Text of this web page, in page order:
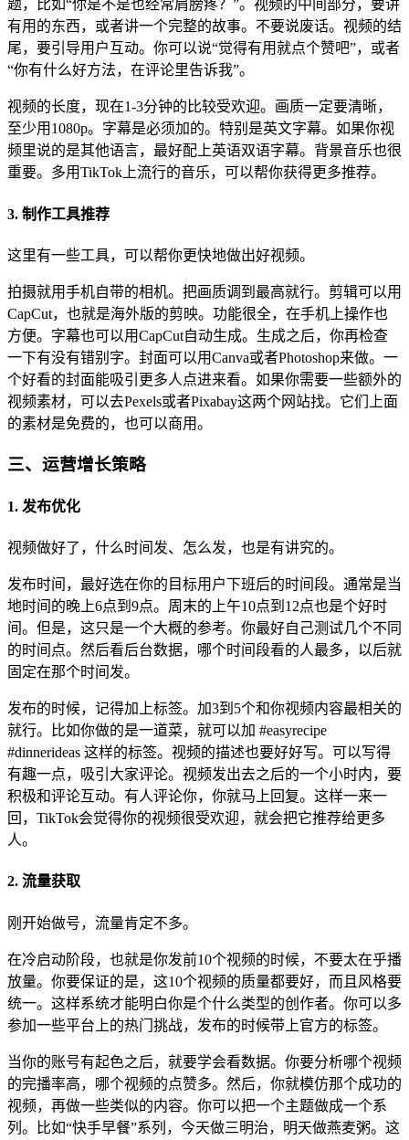
题，比如“你是不是也经常肩膀疼？”。视频的中间部分，要讲
有用的东西，或者讲一个完整的故事。不要说废话。视频的结
尾，要引导用户互动。你可以说“觉得有用就点个赞吧”，或者
“你有什么好方法，在评论里告诉我”。
视频的长度，现在1-3分钟的比较受欢迎。画质一定要清晰，
至少用1080p。字幕是必须加的。特别是英文字幕。如果你视
频里说的是其他语言，最好配上英语双语字幕。背景音乐也很
重要。多用TikTok上流行的音乐，可以帮你获得更多推荐。
3. 制作工具推荐
这里有一些工具，可以帮你更快地做出好视频。
拍摄就用手机自带的相机。把画质调到最高就行。剪辑可以用
CapCut，也就是海外版的剪映。功能很全，在手机上操作也
方便。字幕也可以用CapCut自动生成。生成之后，你再检查
一下有没有错别字。封面可以用Canva或者Photoshop来做。一
个好看的封面能吸引更多人点进来看。如果你需要一些额外的
视频素材，可以去Pexels或者Pixabay这两个网站找。它们上面
的素材是免费的，也可以商用。
三、运营增长策略
1. 发布优化
视频做好了，什么时间发、怎么发，也是有讲究的。
发布时间，最好选在你的目标用户下班后的时间段。通常是当
地时间的晚上6点到9点。周末的上午10点到12点也是个好时
间。但是，这只是一个大概的参考。你最好自己测试几个不同
的时间点。然后看后台数据，哪个时间段看的人最多，以后就
固定在那个时间发。
发布的时候，记得加上标签。加3到5个和你视频内容最相关的
就行。比如你做的是一道菜，就可以加 #easyrecipe
#dinnerideas 这样的标签。视频的描述也要好好写。可以写得
有趣一点，吸引大家评论。视频发出去之后的一个小时内，要
积极和评论互动。有人评论你，你就马上回复。这样一来一
回，TikTok会觉得你的视频很受欢迎，就会把它推荐给更多
人。
2. 流量获取
刚开始做号，流量肯定不多。
在冷启动阶段，也就是你发前10个视频的时候，不要太在乎播
放量。你要保证的是，这10个视频的质量都要好，而且风格要
统一。这样系统才能明白你是个什么类型的创作者。你可以多
参加一些平台上的热门挑战，发布的时候带上官方的标签。
当你的账号有起色之后，就要学会看数据。你要分析哪个视频
的完播率高，哪个视频的点赞多。然后，你就模仿那个成功的
视频，再做一些类似的内容。你可以把一个主题做成一个系
列。比如“快手早餐”系列，今天做三明治，明天做燕麦粥。这